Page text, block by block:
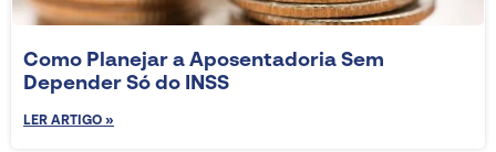
Como Planejar a Aposentadoria Sem
Depender Só do INSS
LER ARTIGO »